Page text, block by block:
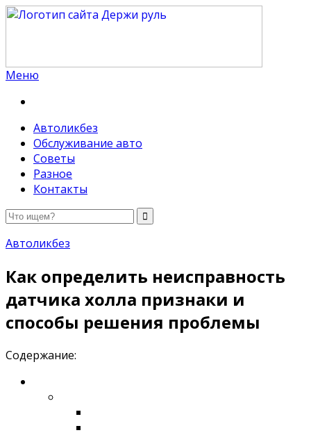
Меню
Автоликбез
Обслуживание авто
Советы
Разное
Контакты
Автоликбез
Как определить неисправность
датчика холла признаки и
способы решения проблемы
Содержание: